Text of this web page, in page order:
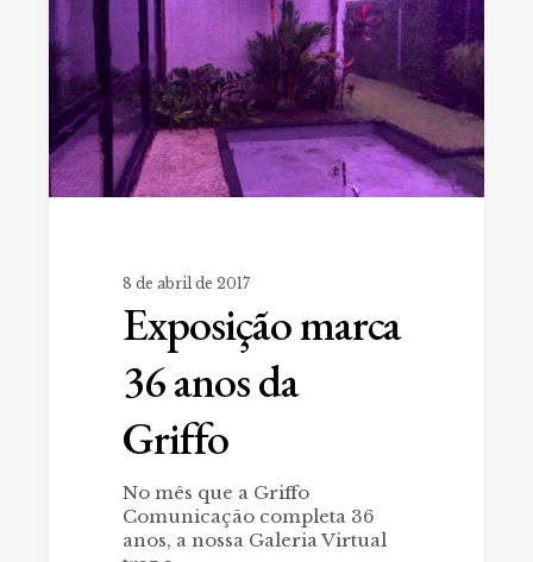
Griffo
8 de abril de 2017
Exposição marca
36 anos da
Griffo
No mês que a Griffo
Comunicação completa 36
anos, a nossa Galeria Virtual